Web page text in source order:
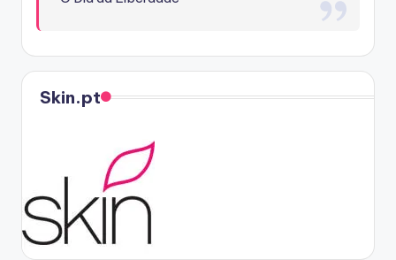
Skin.pt